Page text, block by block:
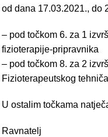
od dana 17.03.2021., do
– pod točkom 6. za 1
fizioterapije-pripravnika
– pod točkom 8. za 2
Fizioterapeutskog
U ostalim točkama
Ravnatelj